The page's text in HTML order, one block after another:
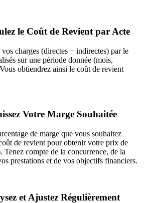
le Coût de Revient par Acte
charges (directes + indirectes) par le
sur une période donnée (mois,
obtiendrez ainsi le coût de revient
Votre Marge Souhaitée
de marge que vous souhaitez
de revient pour obtenir votre prix de
Tenez compte de la concurrence, de la
prestations et de vos objectifs financiers.
et Ajustez Régulièrement